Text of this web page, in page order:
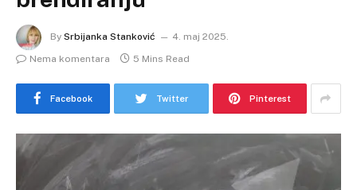
By Srbijanka Stanković
4. maj 2025.
Nema komentara
5 Mins Read
Facebook Twitter Pinterest